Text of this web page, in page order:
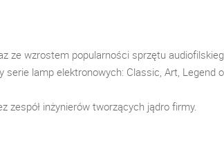
ze wzrostem popularności sprzętu
lamp elektronowych: Classic, Art, Legend
zespół inżynierów tworzących jądro firmy.